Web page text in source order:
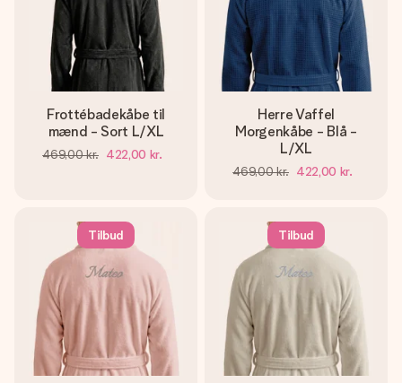
Frottébadekåbe til
mænd - Sort L/XL
469,00 kr. 422,00 kr.
Herre Vaffel
Morgenkåbe - Blå -
L/XL
469,00 kr. 422,00 kr.
Tilbud Tilbud